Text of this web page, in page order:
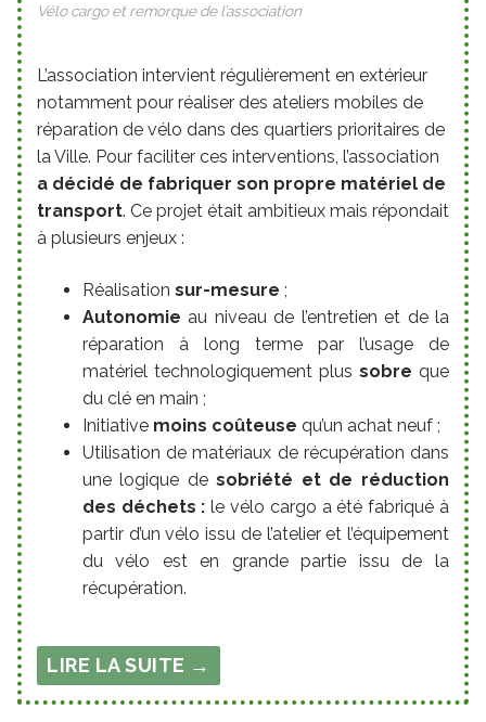
Vélo cargo et remorque de l’association
L’association intervient régulièrement en extérieur
notamment pour réaliser des ateliers mobiles de
réparation de vélo dans des quartiers prioritaires de
la Ville. Pour faciliter ces interventions, l’association
a décidé de fabriquer son propre matériel de
transport. Ce projet était ambitieux mais répondait
à plusieurs enjeux :
Réalisation sur-mesure ;
Autonomie au niveau de l’entretien et de la
réparation à long terme par l’usage de
matériel technologiquement plus sobre que
du clé en main ;
Initiative moins coûteuse qu’un achat neuf ;
Utilisation de matériaux de récupération dans
une logique desobriété et de réduction
des déchets : le vélo cargo a été fabriqué à
partir d’un vélo issu de l’atelier et l’équipement
du vélo est en grande partie issu de la
récupération.
LIRE LA SUITE →